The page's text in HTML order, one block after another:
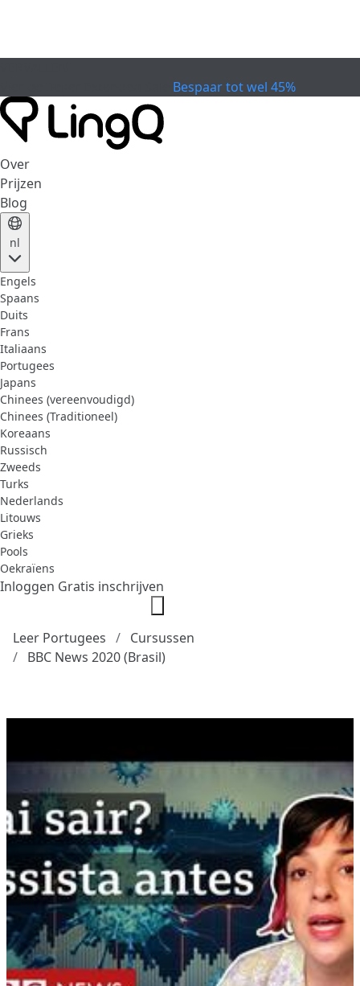
Bespaar tot wel 45%
Over
Prijzen
Blog
nl
Engels
Spaans
Duits
Frans
Italiaans
Portugees
Japans
Chinees (vereenvoudigd)
Chinees (Traditioneel)
Koreaans
Russisch
Zweeds
Turks
Nederlands
Litouws
Grieks
Pools
Oekraïens
Inloggen Gratis inschrijven
Leer Portugees
Cursussen
BBC News 2020 (Brasil)